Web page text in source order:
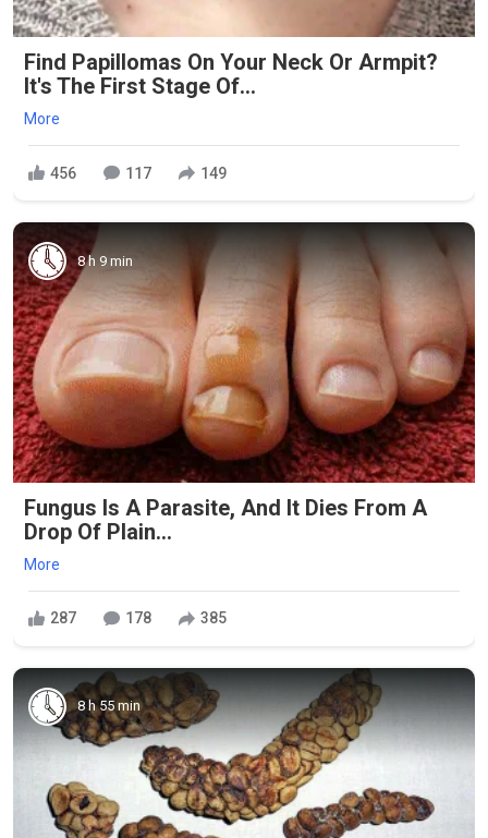
Find Papillomas On Your Neck Or Armpit?
It's The First Stage Of...
More
456 117 149
8 h 9 min
Fungus Is A Parasite, And It Dies From A
Drop Of Plain...
More
287 178 385
8 h 55 min